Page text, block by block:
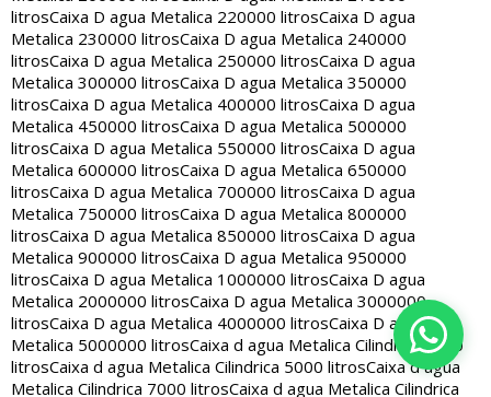
litrosCaixa D agua Metalica 220000 litrosCaixa D agua
Metalica 230000 litrosCaixa D agua Metalica 240000
litrosCaixa D agua Metalica 250000 litrosCaixa D agua
Metalica 300000 litrosCaixa D agua Metalica 350000
litrosCaixa D agua Metalica 400000 litrosCaixa D agua
Metalica 450000 litrosCaixa D agua Metalica 500000
litrosCaixa D agua Metalica 550000 litrosCaixa D agua
Metalica 600000 litrosCaixa D agua Metalica 650000
litrosCaixa D agua Metalica 700000 litrosCaixa D agua
Metalica 750000 litrosCaixa D agua Metalica 800000
litrosCaixa D agua Metalica 850000 litrosCaixa D agua
Metalica 900000 litrosCaixa D agua Metalica 950000
litrosCaixa D agua Metalica 1000000 litrosCaixa D agua
Metalica 2000000 litrosCaixa D agua Metalica 3000000
litrosCaixa D agua Metalica 4000000 litrosCaixa D agua
Metalica 5000000 litrosCaixa d agua Metalica Cilindrica 2000
litrosCaixa d agua Metalica Cilindrica 5000 litrosCaixa d agua
Metalica Cilindrica 7000 litrosCaixa d agua Metalica Cilindrica